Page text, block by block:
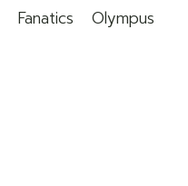
Fanatics
Olympus